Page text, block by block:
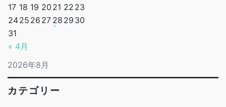
2026年8月
« 4月
17 18 19 20 21 22 23
2425 26 27 28 29 30
31
カテゴリー